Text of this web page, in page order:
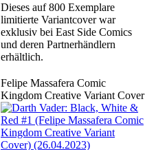
Dieses auf 800 Exemplare
limitierte Variantcover war
exklusiv bei East Side Comics
und deren Partnerhändlern
erhältlich.
Felipe Massafera Comic
Kingdom Creative Variant Cover